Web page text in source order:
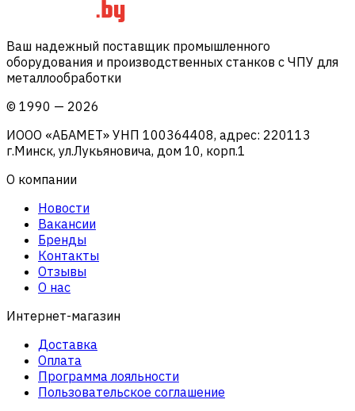
Ваш надежный поставщик промышленного
оборудования и производственных станков с ЧПУ для
металлообработки
© 1990 — 2026
ИООО «АБАМЕТ» УНП 100364408, адрес: 220113
г.Минск, ул.Лукьяновича, дом 10, корп.1
О компании
Новости
Вакансии
Бренды
Контакты
Отзывы
О нас
Интернет-магазин
Доставка
Оплата
Программа лояльности
Пользовательское соглашение